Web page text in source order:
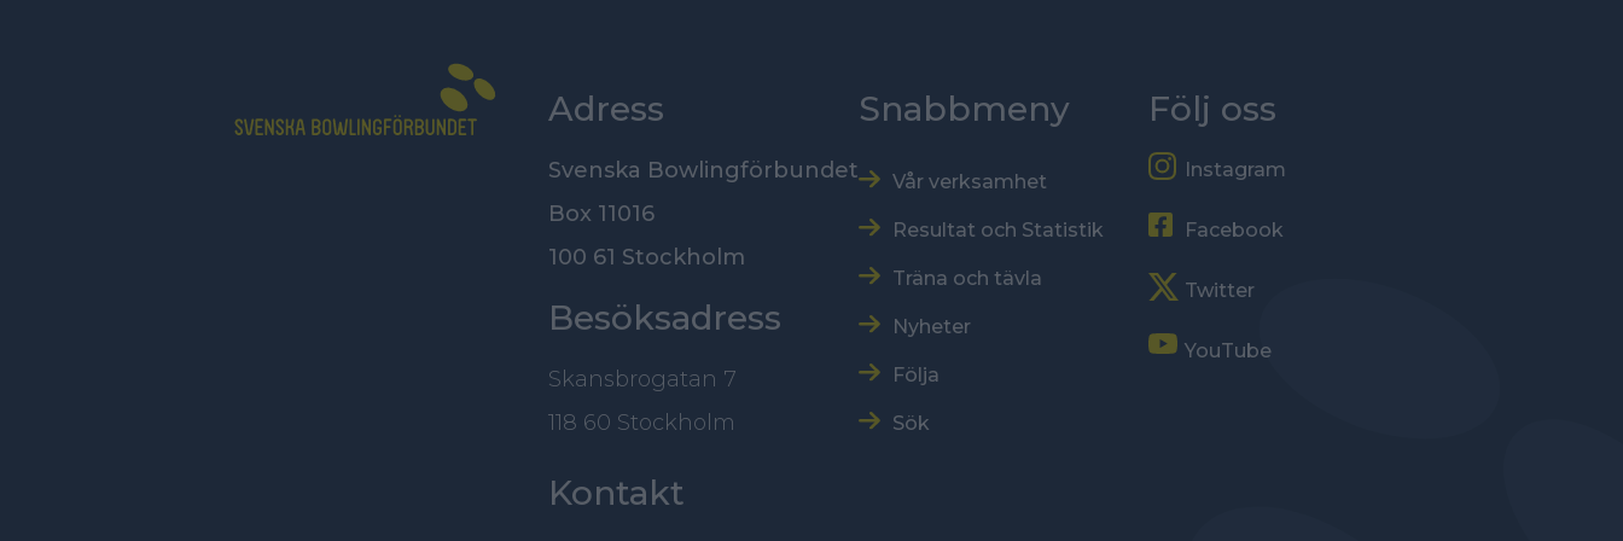
Adress
Svenska Bowlingförbundet
Box 11016
100 61 Stockholm
Besöksadress
Skansbrogatan 7
118 60 Stockholm
Kontakt
Snabbmeny
Vår verksamhet
Resultat och Statistik
Träna och tävla
Nyheter
Följa
Sök
Följ oss
Instagram
Facebook
Twitter
YouTube